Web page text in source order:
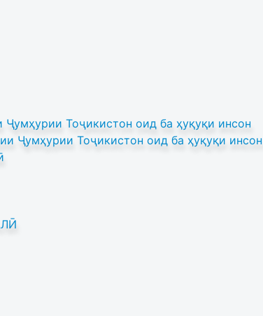
Ҷумҳурии Тоҷикистон оид ба ҳуқуқи инсон
Ҷумҳурии Тоҷикистон оид ба ҳуқуқи инсон